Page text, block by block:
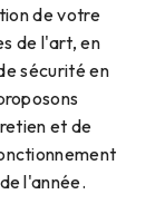
de votre
de l'art, en
sécurité en
et de
l'année.